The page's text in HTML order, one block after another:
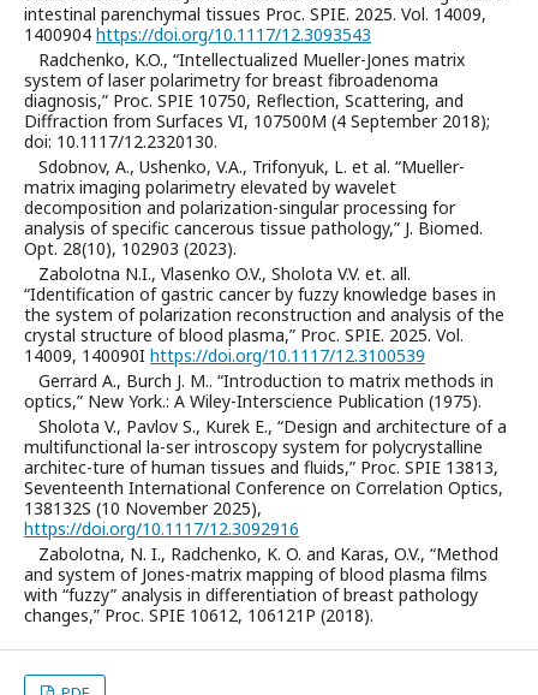
intestinal parenchymal tissues Proc. SPIE. 2025. Vol. 14009,
1400904 https://doi.org/10.1117/12.3093543
Radchenko, K.O., “Intellectualized Mueller-Jones matrix
system of laser polarimetry for breast fibroadenoma
diagnosis,” Proc. SPIE 10750, Reflection, Scattering, and
Diffraction from Surfaces VI, 107500M (4 September 2018);
doi: 10.1117/12.2320130.
Sdobnov, A., Ushenko, V.A., Trifonyuk, L. et al. “Mueller-
matrix imaging polarimetry elevated by wavelet
decomposition and polarization-singular processing for
analysis of specific cancerous tissue pathology,” J. Biomed.
Opt. 28(10), 102903 (2023).
Zabolotna N.I., Vlasenko O.V., Sholota V.V. et. all.
“Identification of gastric cancer by fuzzy knowledge bases in
the system of polarization reconstruction and analysis of the
crystal structure of blood plasma,” Proc. SPIE. 2025. Vol.
14009, 140090I https://doi.org/10.1117/12.3100539
Gerrard A., Burch J. M.. “Introduction to matrix methods in
optics,” New York.: A Wiley-Interscience Publication (1975).
Sholota V., Pavlov S., Kurek E., “Design and architecture of a
multifunctional la-ser introscopy system for polycrystalline
architec-ture of human tissues and fluids,” Proc. SPIE 13813,
Seventeenth International Conference on Correlation Optics,
138132S (10 November 2025),
https://doi.org/10.1117/12.3092916
Zabolotna, N. I., Radchenko, K. O. and Karas, O.V., “Method
and system of Jones-matrix mapping of blood plasma films
with “fuzzy” analysis in differentiation of breast pathology
changes,” Proc. SPIE 10612, 106121P (2018).